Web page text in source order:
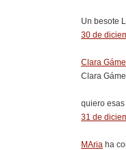
Un besote
30 de
Clara
Clara
quiero
31 de
MAria ha